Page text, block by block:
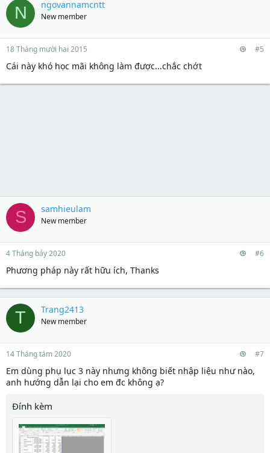
N ngovannamcntt
New member
18 Tháng mười hai 2015 #5
Cái này khó học mãi không làm được...chắc chớt
S samhieulam
New member
4 Tháng bảy 2020 #6
Phương pháp này rất hữu ích, Thanks
T Trang2413
New member
14 Tháng tám 2020 #7
Em dùng phụ lục 3 này nhưng không biết nhập liệu như nào,
anh hướng dẫn lại cho em đc không ạ?
Đính kèm